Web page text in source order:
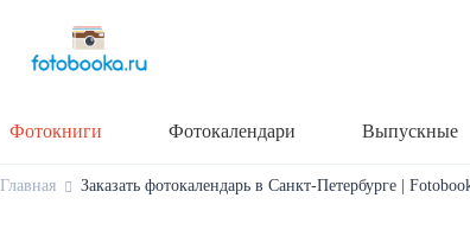
Фотокниги Фотокалендари Выпускные
Главная Заказать фотокалендарь в Санкт-Петербурге |